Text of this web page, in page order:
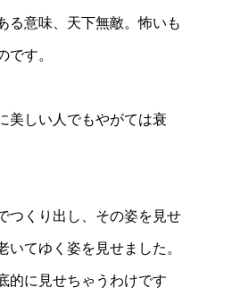
る意味、天下無敵。怖いも
す。
美しい人でもやがては衰
つくり出し、その姿を見せ
てゆく姿を見せました。
的に見せちゃうわけです